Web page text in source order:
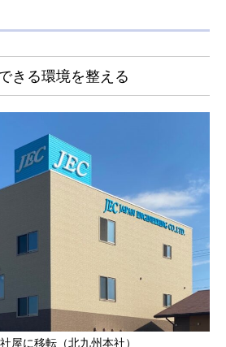
きる環境を整える
屋に移転（北九州本社）